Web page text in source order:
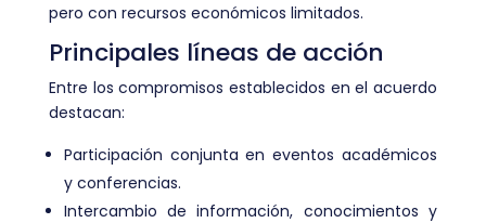
pero con recursos económicos limitados.
Principales líneas de acción
Entre los compromisos establecidos en el acuerdo
destacan:
Participación conjunta en eventos académicos
y conferencias.
Intercambio de información, conocimientos y